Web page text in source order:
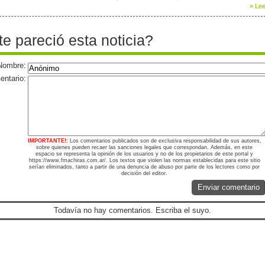
»
pareció esta noticia?
IMPORTANTE!: Los comentarios publicados son de exclusiva responsabilidad de sus autores,
sobre quienes pueden recaer las sanciones legales que correspondan. Además, en este
espacio se representa la opinión de los usuarios y no de los propietarios de este portal y
https://www.fmachiras.com.ar/. Los textos que violen las normas establecidas para este sitio
serían eliminados, tanto a partir de una denuncia de abuso por parte de los lectores como por
decisión del editor.
Enviar comentario
Todavía no hay comentarios. Escriba el suyo.